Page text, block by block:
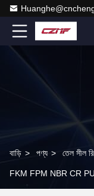
বাড়ি > পণ্য > তেল সীল
FKM FPM NBR CR PU